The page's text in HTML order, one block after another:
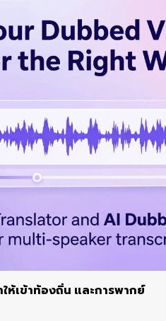
ห้เข้าท้องถิ่น และการพากย์